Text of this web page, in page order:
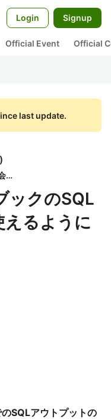
Login Signup
Official Event Official
last update.
)
データブリックス・ジャパン株式会社
ックのSQL
るように
SQLアウトプットの